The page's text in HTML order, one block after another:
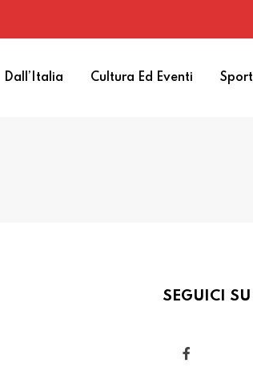
Dall’Italia Cultura Ed Eventi Sport
SEGUICI SU